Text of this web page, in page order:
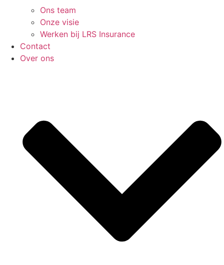
Ons team
Onze visie
Werken bij LRS Insurance
Contact
Over ons